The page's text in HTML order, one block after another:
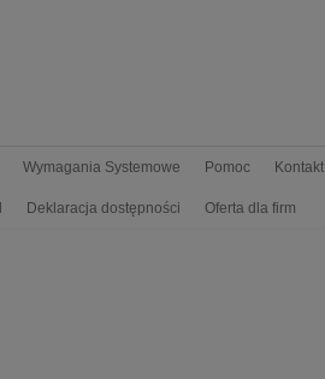
Wymagania Systemowe Pomoc Kontakt
Deklaracja dostępności Oferta dla firm